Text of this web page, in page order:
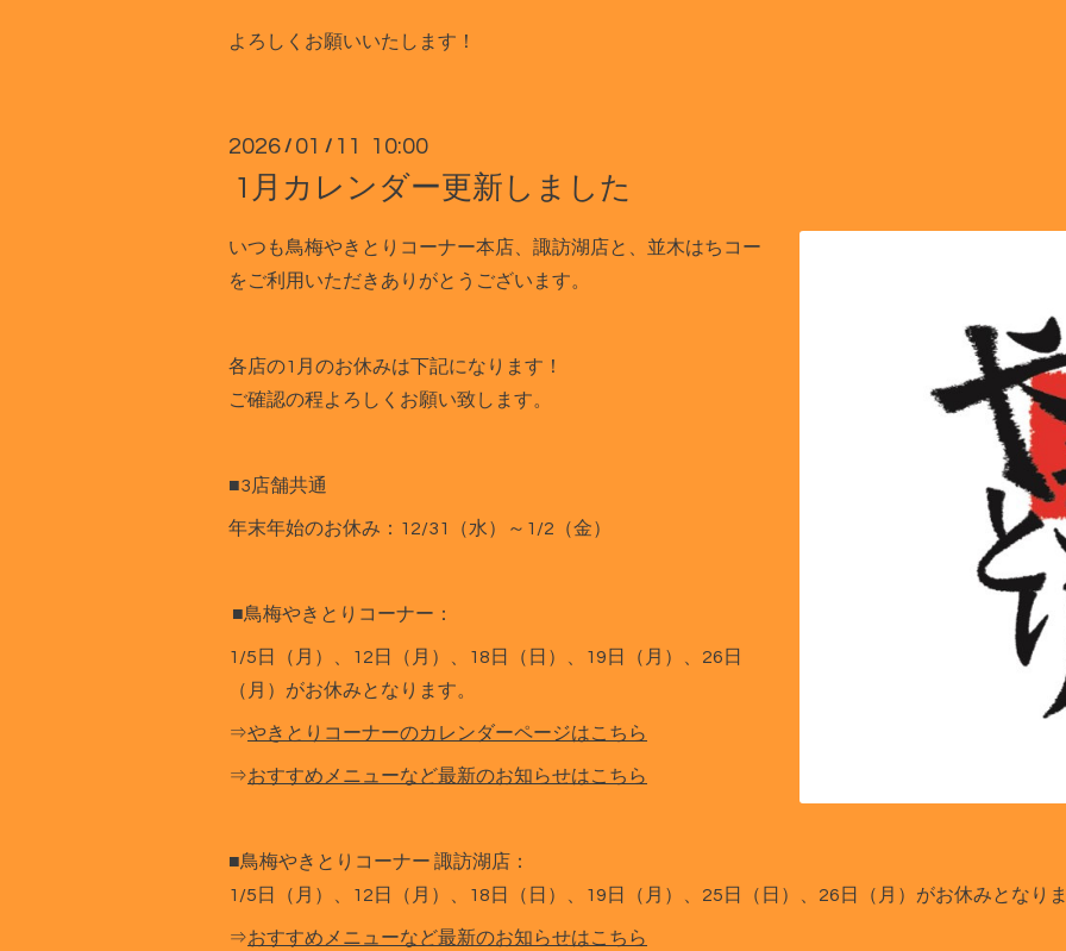
よろしくお願いいたします！
2026 / 01 / 11 10:00
1月カレンダー更新しました
いつも鳥梅やきとりコーナー本店、諏訪湖店と、並木はちコー
をご利用いただきありがとうございます。
各店の1月のお休みは下記になります！
ご確認の程よろしくお願い致します。
■3店舗共通
年末年始のお休み：12/31（水）～1/2（金）
■鳥梅やきとりコーナー：
1/5日（月）、12日（月）、18日（日）、19日（月）、26日
（月）がお休みとなります。
⇒やきとりコーナーのカレンダーページはこちら
⇒おすすめメニューなど最新のお知らせはこちら
■鳥梅やきとりコーナー 諏訪湖店：
1/5日（月）、12日（月）、18日（日）、19日（月）、25日（日）、26日（月）がお休みとなり
⇒おすすめメニューなど最新のお知らせはこちら